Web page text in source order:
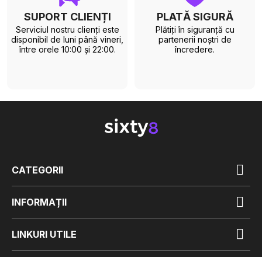
SUPORT CLIENȚI
Serviciul nostru clienți este
disponibil de luni până vineri,
între orele 10:00 și 22:00.
PLATĂ SIGURĂ
Plătiți în siguranță cu
partenerii noștri de
încredere.
CATEGORII 
INFORMAȚII 
LINKURI UTILE 